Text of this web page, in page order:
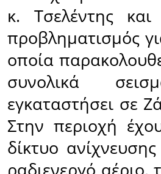
κ. Τσελέντης
προβληματισμός
οποία
συνολικά
εγκαταστήσει σε
Στην περιοχή
δίκτυο